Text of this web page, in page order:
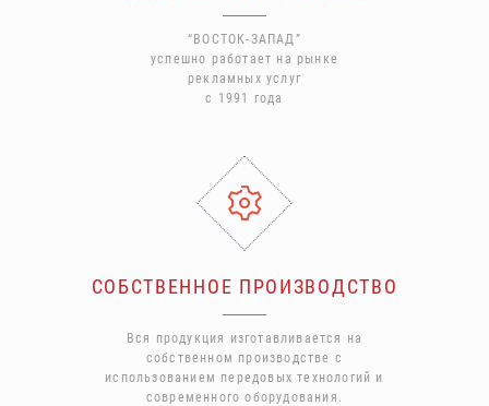
“ВОСТОК-ЗАПАД”
успешно работает на рынке
рекламных услуг
с 1991 года
СОБСТВЕННОЕ ПРОИЗВОДСТВО
Вся продукция изготавливается на
собственном производстве с
использованием передовых технологий и
современного оборудования.